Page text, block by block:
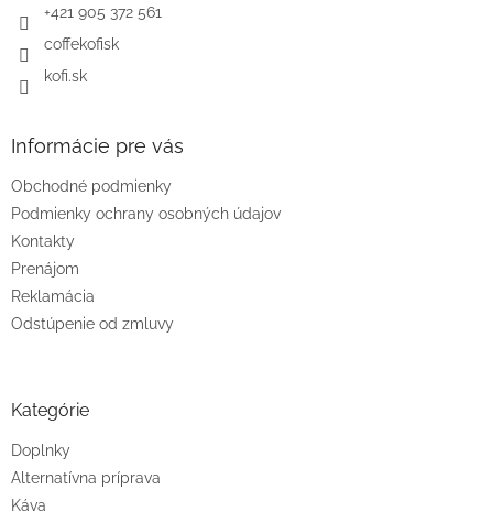
+421 905 372 561
coffekofisk
kofi.sk
Informácie pre vás
Obchodné podmienky
Podmienky ochrany osobných údajov
Kontakty
Prenájom
Reklamácia
Odstúpenie od zmluvy
Kategórie
Doplnky
Alternatívna príprava
Káva